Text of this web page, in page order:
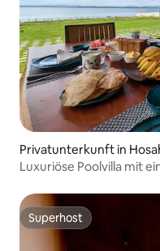
Privatunterkunft in
Luxuriöse Poolvilla mit
Superhost
Superhost